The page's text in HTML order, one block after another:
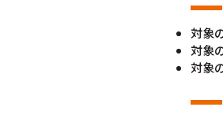
対象
対象
対象